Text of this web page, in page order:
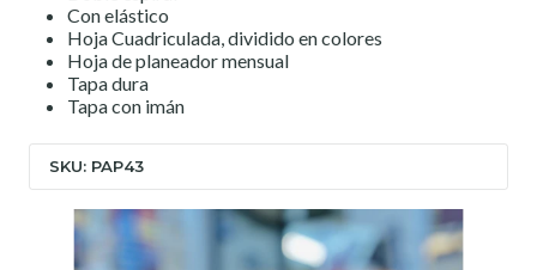
Con elástico
Hoja Cuadriculada, dividido en colores
Hoja de planeador mensual
Tapa dura
Tapa con imán
SKU: PAP43